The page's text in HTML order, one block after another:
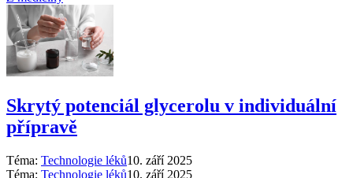
Skrytý potenciál glycerolu v individuální
přípravě
Téma: Technologie léků10. září 2025
Téma: Technologie léků10. září 2025